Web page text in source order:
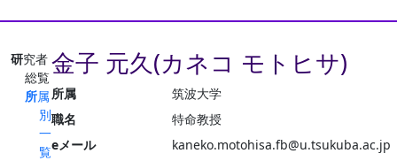
研究者
総覧
所属
別
一
覧
金子 元久(カネコ モトヒサ)
所属
筑波大学
職名
特命教授
eメール
kaneko.motohisa.fb@u.tsukuba.ac.jp